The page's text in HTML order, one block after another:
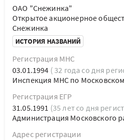
ОАО "Снежинка"
Открытое акционерное
Снежинка
ИСТОРИЯ НАЗВАНИЙ
Регистрация МНС
03.01.1994 ( 32 года со дня
Инспекция МНС по
Регистрация ЕГР
31.05.1991 (35 лет со дня
Администрация Московского
Адрес регистрации